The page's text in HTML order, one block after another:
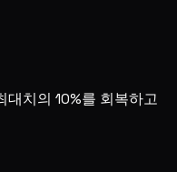
대치의 10%를 회복하고